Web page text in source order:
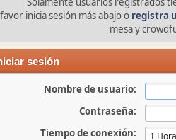
inicia sesión más abajo o registra
mesa y
sesión
Nombre de usuario:
Contraseña:
Tiempo de conexión: